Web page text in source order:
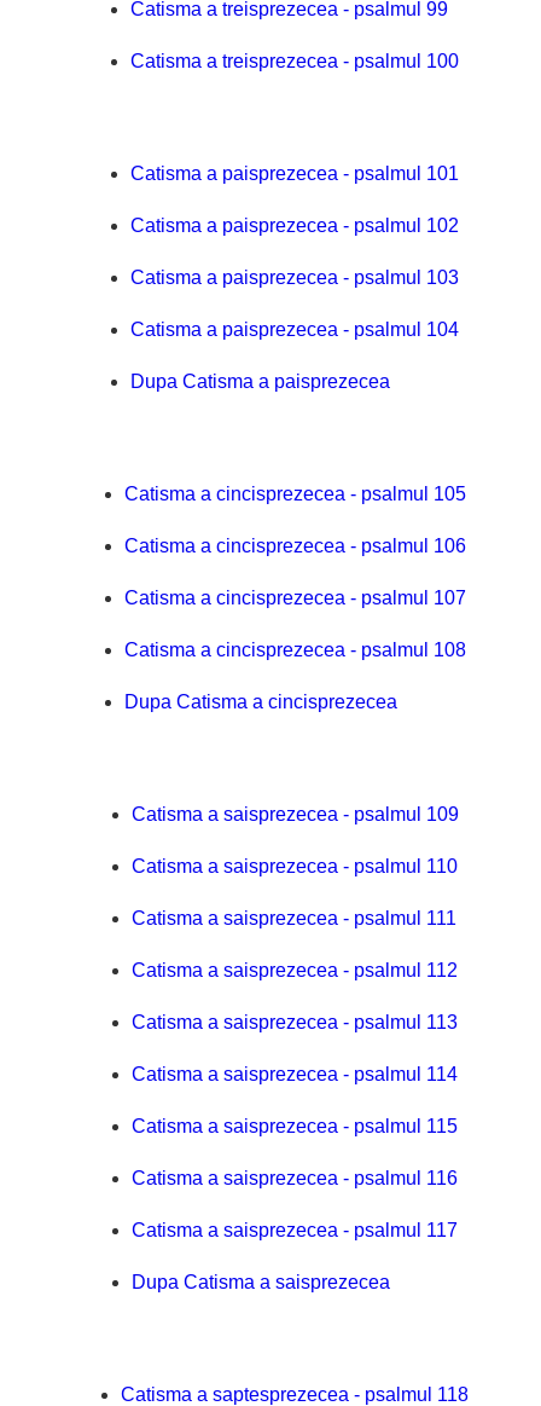
Catisma a treisprezecea - psalmul 99
Catisma a treisprezecea - psalmul 100
Catisma a paisprezecea - psalmul 101
Catisma a paisprezecea - psalmul 102
Catisma a paisprezecea - psalmul 103
Catisma a paisprezecea - psalmul 104
Dupa Catisma a paisprezecea
Catisma a cincisprezecea - psalmul 105
Catisma a cincisprezecea - psalmul 106
Catisma a cincisprezecea - psalmul 107
Catisma a cincisprezecea - psalmul 108
Dupa Catisma a cincisprezecea
Catisma a saisprezecea - psalmul 109
Catisma a saisprezecea - psalmul 110
Catisma a saisprezecea - psalmul 111
Catisma a saisprezecea - psalmul 112
Catisma a saisprezecea - psalmul 113
Catisma a saisprezecea - psalmul 114
Catisma a saisprezecea - psalmul 115
Catisma a saisprezecea - psalmul 116
Catisma a saisprezecea - psalmul 117
Dupa Catisma a saisprezecea
Catisma a saptesprezecea - psalmul 118